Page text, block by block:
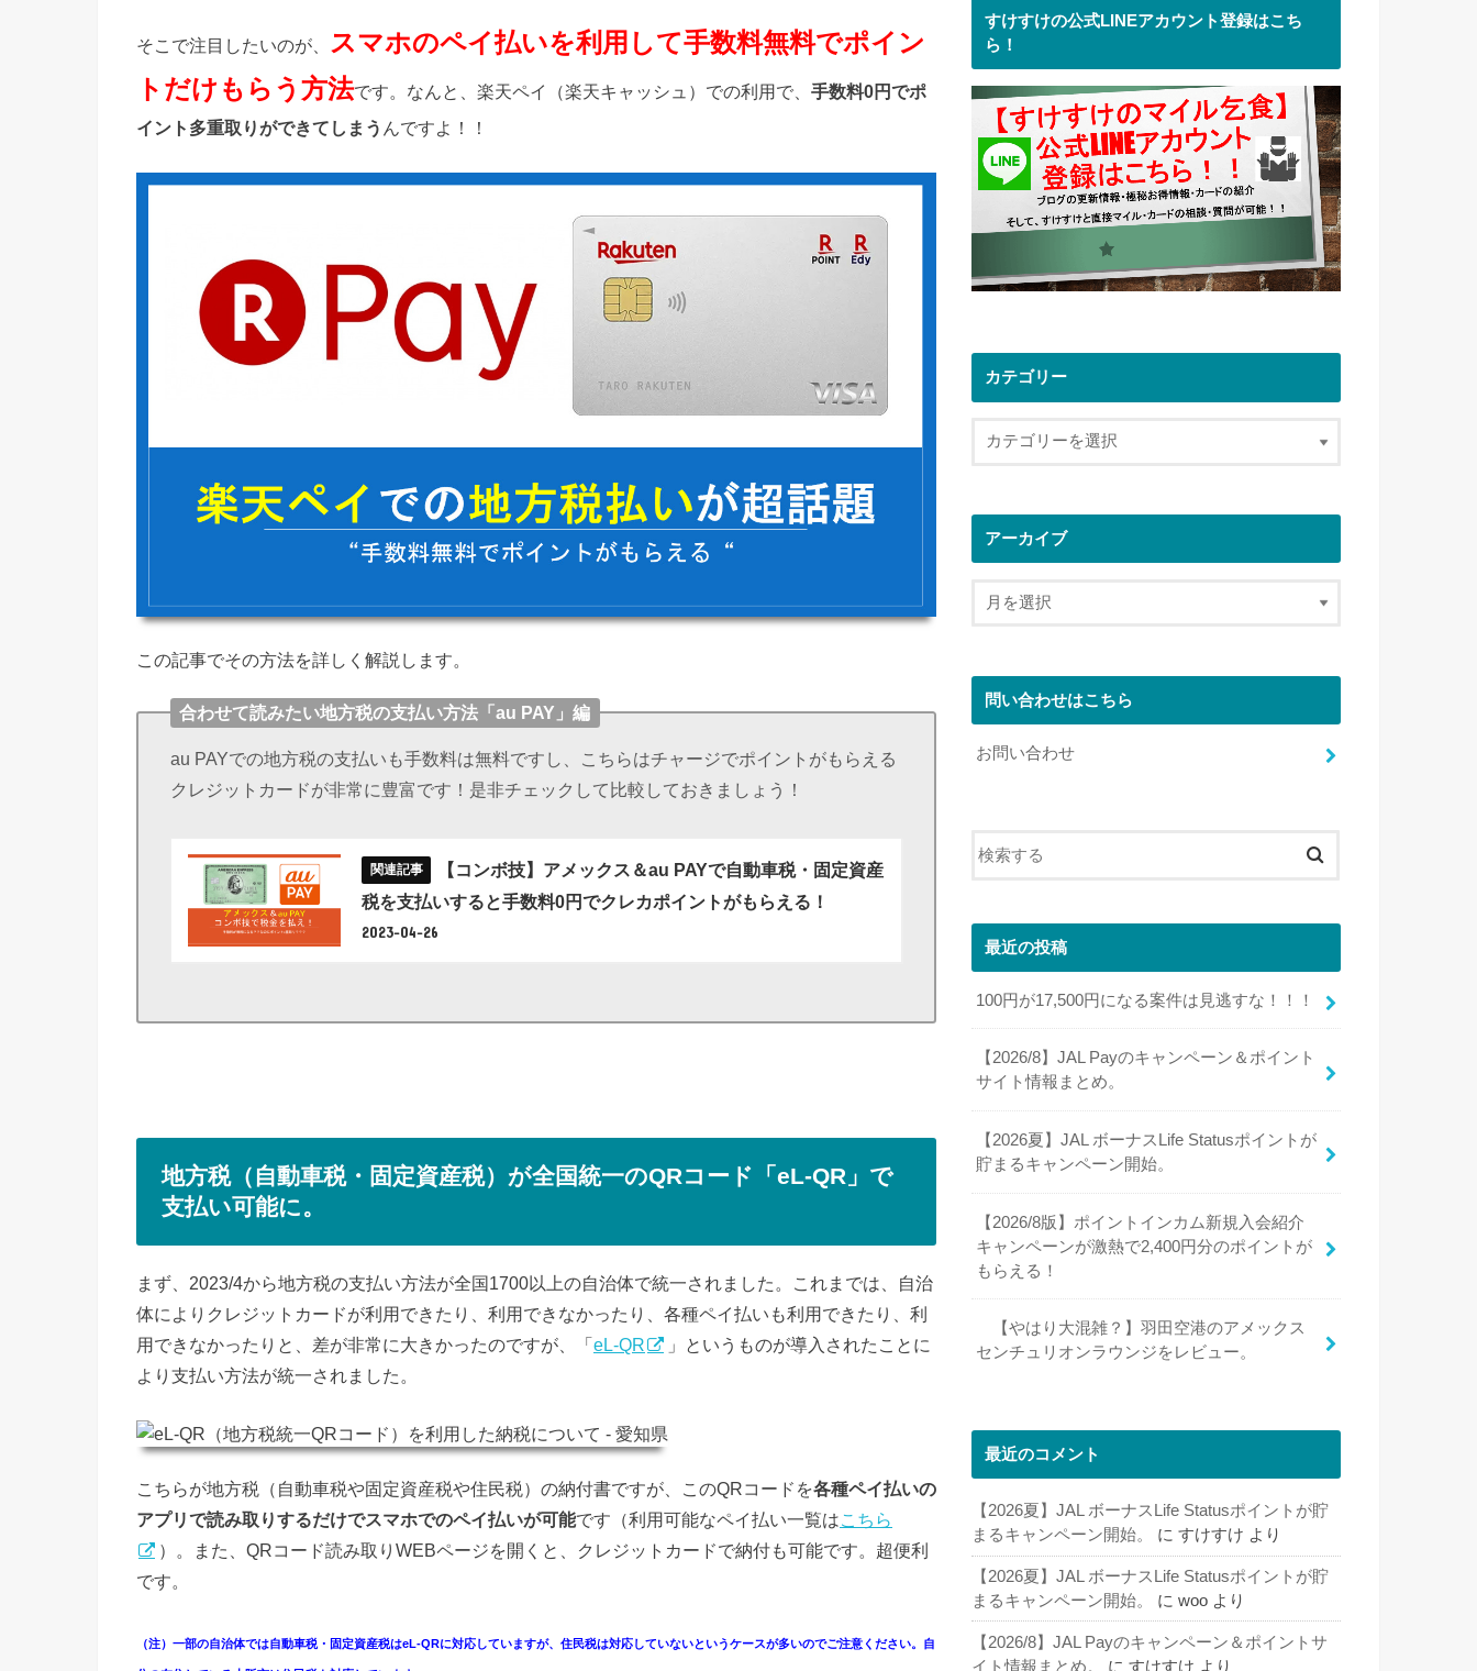
そこで注目したいのが、 スマホのペイ払いを利用して手数料無料でポイン
トだけもらう方法です。なんと、楽天ペイ（楽天キャッシュ）での利用で、 手数料0円でポ
イント多重取りができてしまう んですよ！！
この記事でその方法を詳しく解説します。
合わせて読みたい地方税の支払い方法「au PAY」編
au PAYでの地方税の支払いも手数料は無料ですし、こちらはチャージでポイントがもらえる
クレジットカードが非常に豊富です！是非チェックして比較しておきましょう！
【コンボ技】アメックス＆au PAYで自動車税・固定資産
税を支払いすると手数料0円でクレカポイントがもらえる！
2023-04-26
地方税（自動車税・固定資産税）が全国統一のQRコード「eL-QR」で
支払い可能に。
まず、2023/4から地方税の支払い方法が全国1700以上の自治体で統一されました。これまでは、自治
体によりクレジットカードが利用できたり、利用できなかったり、各種ペイ払いも利用できたり、利
用できなかったりと、差が非常に大きかったのですが、「eL-QR
」というものが導入されたことに
より支払い方法が統一されました。
こちらが地方税（自動車税や固定資産税や住民税）の納付書ですが、このQRコードを各種ペイ払いの
アプリで読み取りするだけでスマホでのペイ払いが可能です（利用可能なペイ払い一覧はこちら
）。また、QRコード読み取りWEBページを開くと、クレジットカードで納付も可能です。超便利
です。
（注）一部の自治体では自動車税・固定資産税はeL-QRに対応していますが、住民税は対応していないというケースが多いのでご注意ください。自
すけすけの公式LINEアカウント登録はこち
ら！
カテゴリー
アーカイブ
問い合わせはこちら
お問い合わせ
最近の投稿
100円が17,500円になる案件は見逃すな！！！
【2026/8】JAL Payのキャンペーン＆ポイント
サイト情報まとめ。
【2026夏】JAL ボーナスLife Statusポイントが
貯まるキャンペーン開始。
【2026/8版】ポイントインカム新規入会紹介
キャンペーンが激熱で2,400円分のポイントが
もらえる！
【やはり大混雑？】羽田空港のアメックス
センチュリオンラウンジをレビュー。
最近のコメント
【2026夏】JAL ボーナスLife Statusポイントが貯
まるキャンペーン開始。
に すけすけ より
【2026夏】JAL ボーナスLife Statusポイントが貯
まるキャンペーン開始。
に woo より
【2026/8】JAL Payのキャンペーン＆ポイントサ
イト情報まとめ。
に すけすけ より